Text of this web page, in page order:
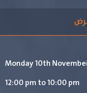
Monday 10th
12:00 pm to 10:00 pm